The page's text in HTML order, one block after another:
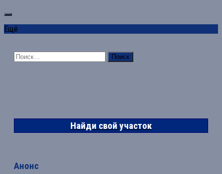
Ещё
Найти:
Найди свой участок
Анонс